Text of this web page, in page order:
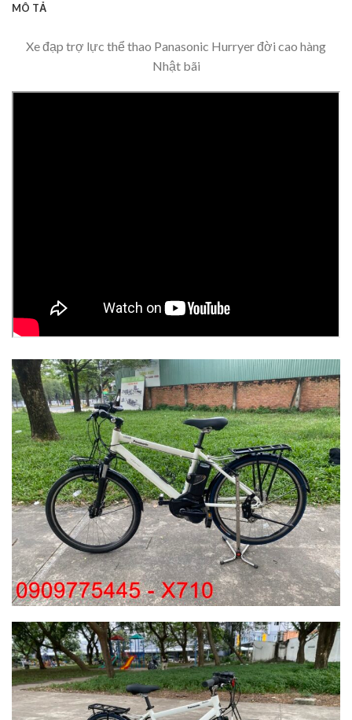
MÔ TẢ
Xe đạp trợ lực thể thao Panasonic Hurryer đời cao hàng
Nhật bãi